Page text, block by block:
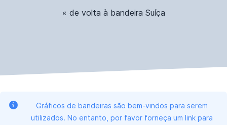
« de volta à bandeira Suíça
Gráficos de bandeiras são bem-vindos para serem
utilizados. No entanto, por favor forneça um link para